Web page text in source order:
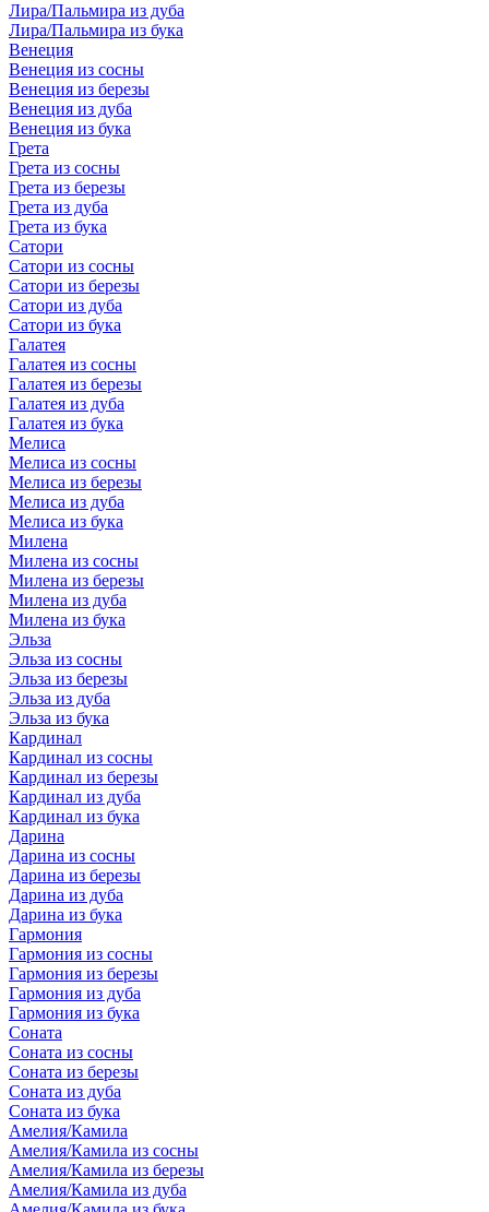
Лира/Пальмира из дуба
Лира/Пальмира из бука
Венеция
Венеция из сосны
Венеция из березы
Венеция из дуба
Венеция из бука
Грета
Грета из сосны
Грета из березы
Грета из дуба
Грета из бука
Сатори
Сатори из сосны
Сатори из березы
Сатори из дуба
Сатори из бука
Галатея
Галатея из сосны
Галатея из березы
Галатея из дуба
Галатея из бука
Мелиса
Мелиса из сосны
Мелиса из березы
Мелиса из дуба
Мелиса из бука
Милена
Милена из сосны
Милена из березы
Милена из дуба
Милена из бука
Эльза
Эльза из сосны
Эльза из березы
Эльза из дуба
Эльза из бука
Кардинал
Кардинал из сосны
Кардинал из березы
Кардинал из дуба
Кардинал из бука
Дарина
Дарина из сосны
Дарина из березы
Дарина из дуба
Дарина из бука
Гармония
Гармония из сосны
Гармония из березы
Гармония из дуба
Гармония из бука
Соната
Соната из сосны
Соната из березы
Соната из дуба
Соната из бука
Амелия/Камила
Амелия/Камила из сосны
Амелия/Камила из березы
Амелия/Камила из дуба